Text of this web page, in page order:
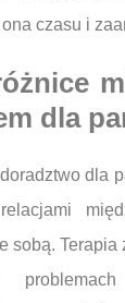
czasu i
dla
dla
sobą.